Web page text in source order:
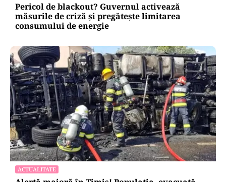
Pericol de blackout? Guvernul activează
măsurile de criză și pregătește limitarea
consumului de energie
ACTUALITATE